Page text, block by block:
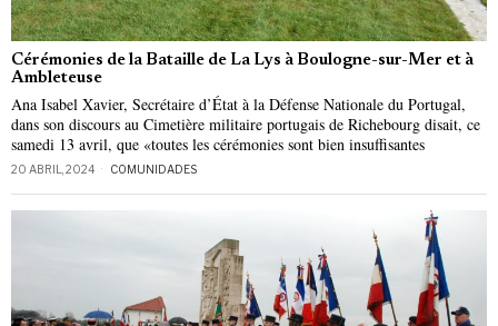
Cérémonies de la Bataille de La Lys à Boulogne-sur-Mer et à
Ambleteuse
Ana Isabel Xavier, Secrétaire d’État à la Défense Nationale du Portugal,
dans son discours au Cimetière militaire portugais de Richebourg disait, ce
samedi 13 avril, que «toutes les cérémonies sont bien insuffisantes
20 ABRIL, 2024 COMUNIDADES